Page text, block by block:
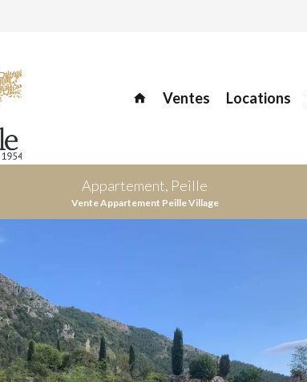
Ventes Locations
Appartement, Peille
Vente Appartement Peille Village